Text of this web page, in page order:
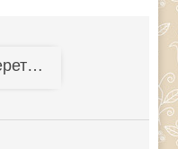
- Античка